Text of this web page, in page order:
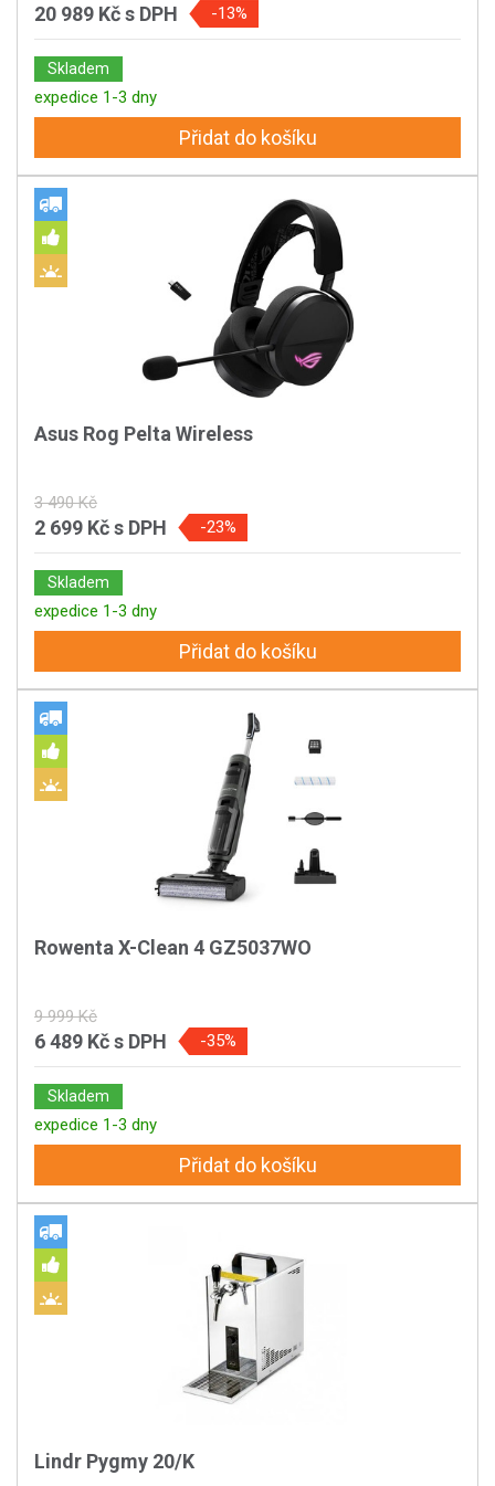
20 989 Kčs DPH -13%
Skladem
expedice 1-3 dny
Přidat do košíku
Asus Rog Pelta Wireless
3 490 Kč
2 699 Kčs DPH -23%
Skladem
expedice 1-3 dny
Přidat do košíku
Rowenta X-Clean 4 GZ5037WO
9 999 Kč
6 489 Kčs DPH -35%
Skladem
expedice 1-3 dny
Přidat do košíku
Lindr Pygmy 20/K